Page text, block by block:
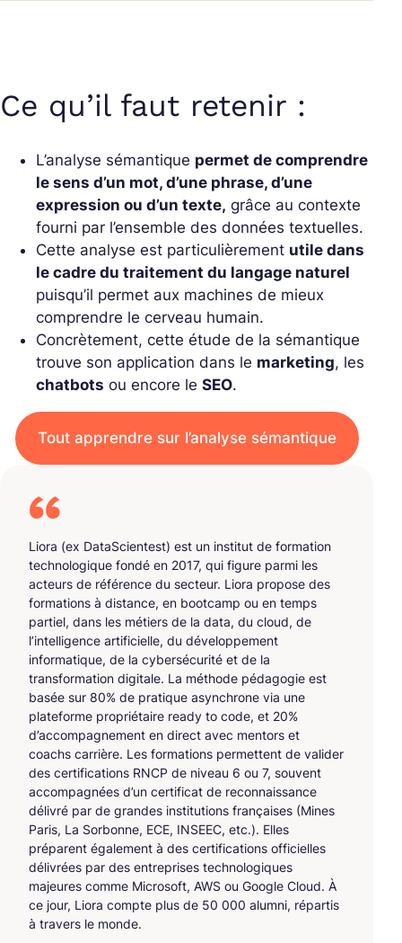
Ce qu’il faut retenir :
L’analyse sémantique permet de comprendre
le sens d’un mot, d’une phrase, d’une
expression ou d’un texte, grâce au contexte
fourni par l’ensemble des données textuelles.
Cette analyse est particulièrement utile dans
le cadre du traitement du langage naturel
puisqu’il permet aux machines de mieux
comprendre le cerveau humain.
Concrètement, cette étude de la sémantique
trouve son application dans le marketing, les
chatbots ou encore le SEO.
Tout apprendre sur l’analyse sémantique
Liora (ex DataScientest) est un institut de formation
technologique fondé en 2017, qui figure parmi les
acteurs de référence du secteur. Liora propose des
formations à distance, en bootcamp ou en temps
partiel, dans les métiers de la data, du cloud, de
l’intelligence artificielle, du développement
informatique, de la cybersécurité et de la
transformation digitale. La méthode pédagogie est
basée sur 80% de pratique asynchrone via une
plateforme propriétaire ready to code, et 20%
d’accompagnement en direct avec mentors et
coachs carrière. Les formations permettent de valider
des certifications RNCP de niveau 6 ou 7, souvent
accompagnées d’un certificat de reconnaissance
délivré par de grandes institutions françaises (Mines
Paris, La Sorbonne, ECE, INSEEC, etc.). Elles
préparent également à des certifications officielles
délivrées par des entreprises technologiques
majeures comme Microsoft, AWS ou Google Cloud. À
ce jour, Liora compte plus de 50 000 alumni, répartis
à travers le monde.